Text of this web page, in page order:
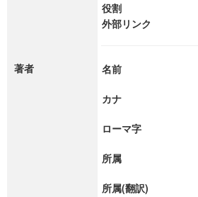
著者
役割
外部リンク
名前
カナ
ローマ字
所属
所属(翻訳)